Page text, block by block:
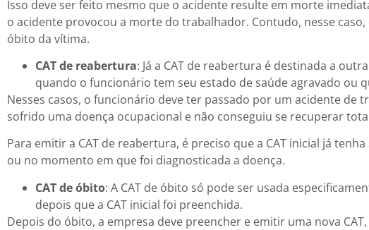
Isso deve ser feito mesmo que o acidente resulte em morte
o acidente provocou a morte do trabalhador. Contudo, nesse
óbito da vítima.
CAT de reabertura: Já a CAT de reabertura é destinada a
quando o funcionário tem seu estado de saúde agravado ou
Nesses casos, o funcionário deve ter passado por um acidente
sofrido uma doença ocupacional e não conseguiu se recuperar
Para emitir a CAT de reabertura, é preciso que a CAT inicial já
ou no momento em que foi diagnosticada a doença.
CAT de óbito: A CAT de óbito só pode ser usada
depois que a CAT inicial foi preenchida.
Depois do óbito, a empresa deve preencher e emitir uma nova